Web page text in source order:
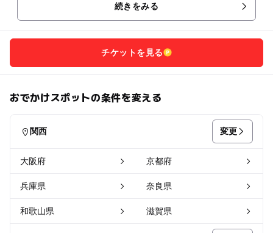
続きをみる
チケットを見る
おでかけスポットの条件を変える
関西 変更
大阪府 京都府
兵庫県 奈良県
和歌山県 滋賀県